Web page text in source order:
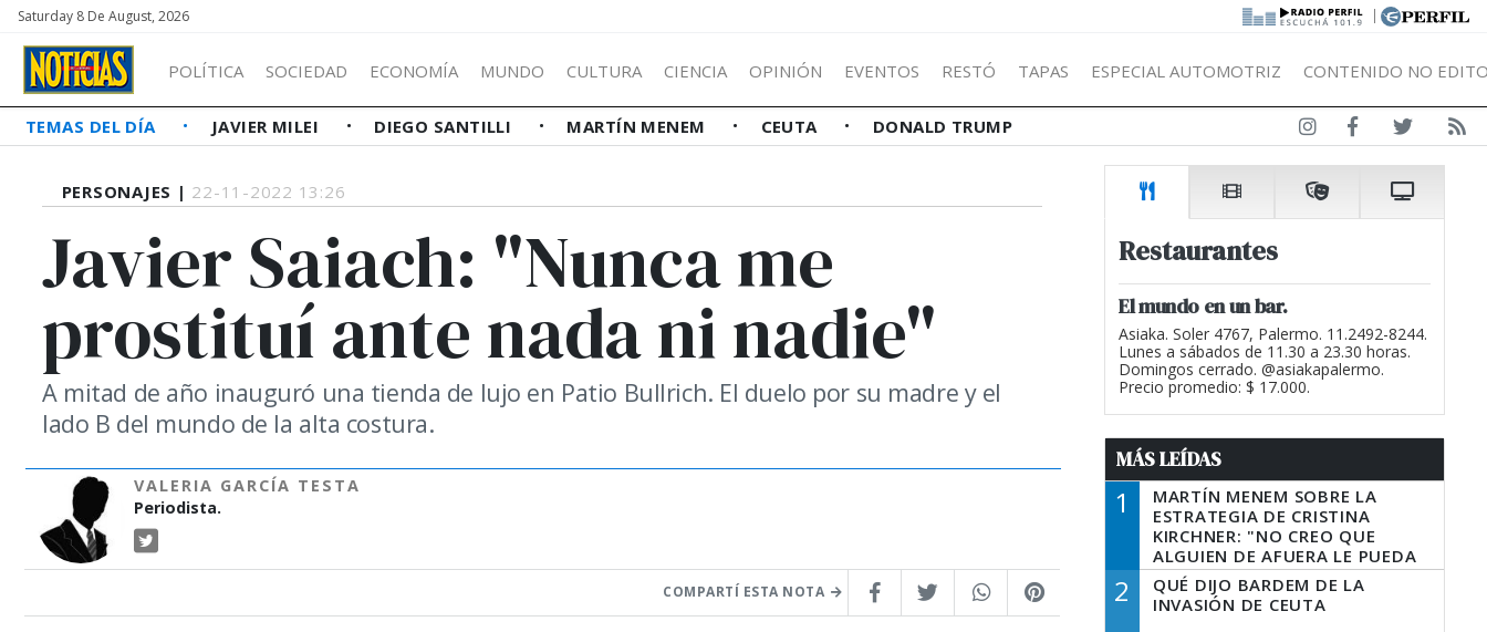
Saturday 8 De August, 2026 |
POLÍTICA SOCIEDAD ECONOMÍA MUNDO CULTURA CIENCIA OPINIÓN EVENTOS RESTÓ TAPAS ESPECIAL AUTOMOTRIZ CONTENIDO NO
TEMAS DEL DÍA JAVIER MILEI DIEGO SANTILLI MARTÍN MENEM CEUTA DONALD TRUMP
PERSONAJES | 22-11-2022 13:26
Javier Saiach: "Nunca me
prostituí ante nada ni nadie"
A mitad de año inauguró una tienda de lujo en Patio Bullrich. El duelo por su madre y el
lado B del mundo de la alta costura.
VALERIA GARCÍA TESTA
Periodista.
COMPARTÍ ESTA NOTA
Restaurantes
El mundo en un bar.
Asiaka. Soler 4767, Palermo. 11.2492-8244.
Lunes a sábados de 11.30 a 23.30 horas.
Domingos cerrado. @asiakapalermo.
Precio promedio: $ 17.000.
MÁS LEÍDAS
1
MARTÍN MENEM SOBRE LA
ESTRATEGIA DE CRISTINA
KIRCHNER: "NO CREO QUE
ALGUIEN DE AFUERA LE PUEDA
DECIR A LA JUSTICIA LO QUE
TIENE QUE HACER"
2
QUÉ DIJO BARDEM DE LA
INVASIÓN DE CEUTA